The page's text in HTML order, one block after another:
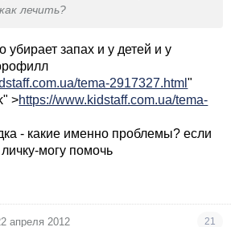
лечить?
убирает запах и у детей и у
tema-2917327.html"
>https://www.kidstaff.com.ua/tema-
- какие именно проблемы? если
могу помочь
апреля 2012 21